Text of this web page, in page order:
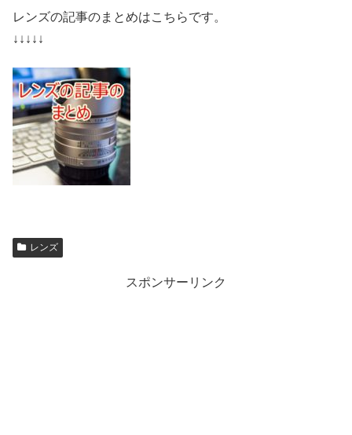
レンズの記事のまとめはこちらです。
↓↓↓↓↓
レンズ
スポンサーリンク